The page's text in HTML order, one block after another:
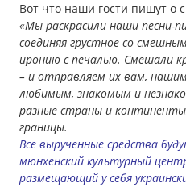
Вот что наши гости пишут о
«Мы раскрасили наши песни-
соединяя грустное со
иронию с печалью. Смешали
– и отправляем их вам,
любимым, знакомым и
разные страны и
границы.
Все вырученные средства
мюнхенский культурный
размещающий у себя